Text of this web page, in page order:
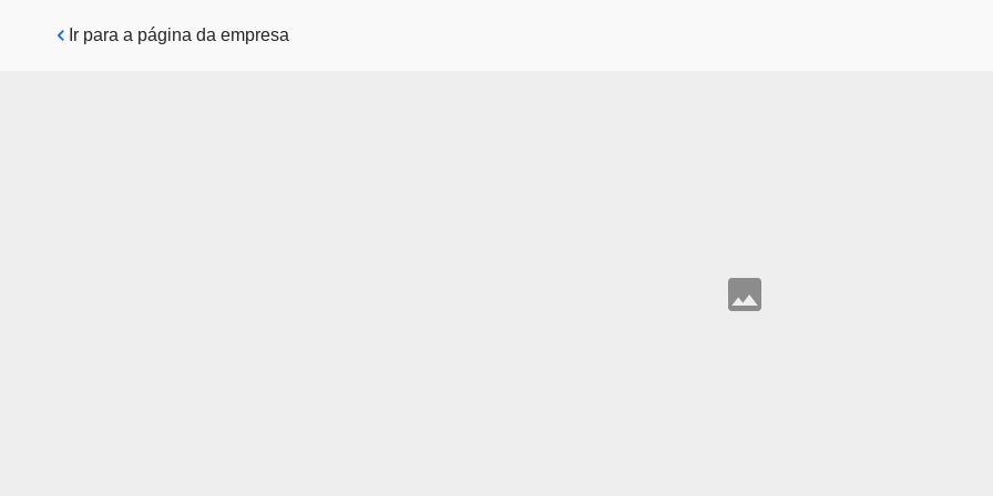
Pular para o conteúdo principal
Ir para a página da empresa